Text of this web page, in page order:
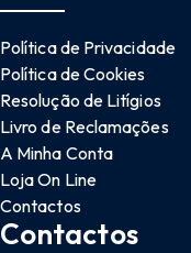
Política de Privacidade
Política de Cookies
Resolução de Litígios
Livro de Reclamações
A Minha Conta
Loja On Line
Contactos
Contactos